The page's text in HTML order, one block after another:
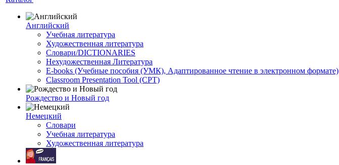
Английский
Учебная литература
Художественная литература
Словари/DICTIONARIES
Нехудожественная Литература
E-books (Учебные пособия (УМК), Адаптированное чтение в электронном формате)
Classroom Presentation Tool (CPT)
Рождество и Новый год
Немецкий
Словари
Учебная литература
Художественная литература